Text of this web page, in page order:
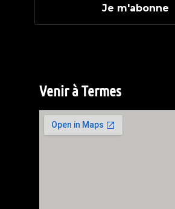
Venir à Termes